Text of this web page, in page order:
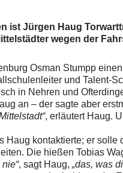
ist Jürgen Haug
wegen der
Osman Stumpp einen
und Talent-
in Nehren und
an – der sagte aber
, erläutert Haug.
Haug kontaktierte; er solle
Die hießen Tobias
, sagt Haug, „das, was